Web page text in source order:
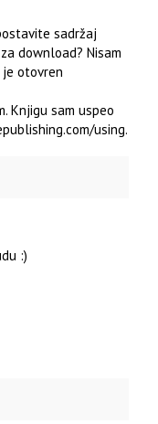
sadržaj
download? Nisam
je otovren
Knjigu sam uspeo
using.
:)